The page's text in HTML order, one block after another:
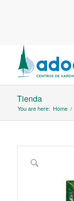
Tienda
You are here: Home /